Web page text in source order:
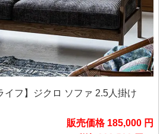
イフ】ジクロ ソファ 2.5人掛け
販売価格 185,000 円